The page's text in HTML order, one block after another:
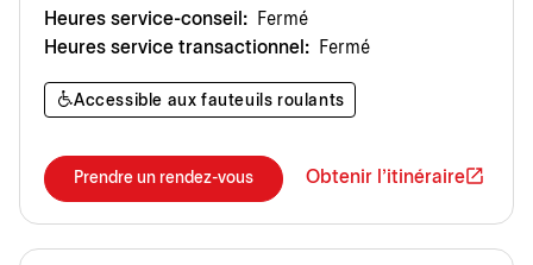
Heures service-conseil:
Fermé
Heures service transactionnel:
Fermé
Accessible aux fauteuils roulants
Prendre un rendez-vous Obtenir l'itinéraire